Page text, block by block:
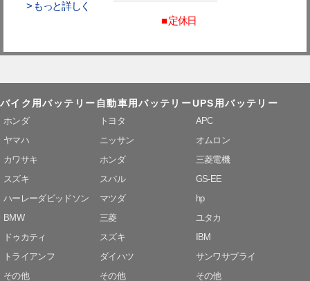
> もっと詳しく
■ 定休日
バイク用バッテリー
ホンダ
ヤマハ
カワサキ
スズキ
ハーレーダビッドソン
BMW
ドゥカティ
トライアンフ
その他
自動車用バッテリー
トヨタ
ニッサン
ホンダ
スバル
マツダ
三菱
スズキ
ダイハツ
その他
UPS用バッテリー
APC
オムロン
三菱電機
GS-EE
hp
ユタカ
IBM
サンワサプライ
その他